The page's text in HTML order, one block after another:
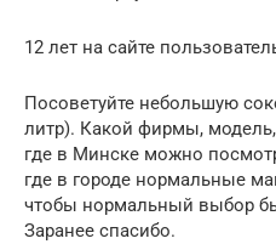
12 лет на сайте
Посоветуйте небольшую
литр). Какой фирмы,
где в Минске можно
где в городе нормальные
чтобы нормальный выбор
Заранее спасибо.